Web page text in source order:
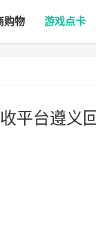
购物 游戏点卡
平台遵